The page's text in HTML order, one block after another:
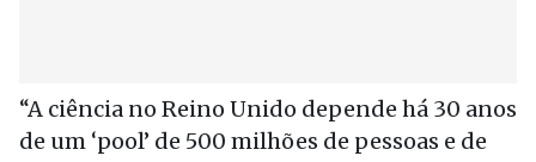
“A ciência no Reino Unido depende há 30 anos
de um ‘pool’ de 500 milhões de pessoas e de